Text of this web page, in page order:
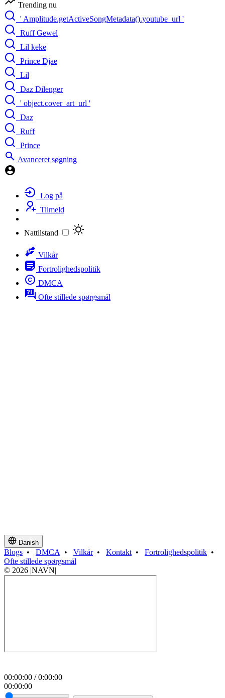
Trending nu
' Amplitude.getActiveSongMetadata().youtube_url '
Ruff Gewel
Lil keke
Prince Djae
Lil
Daz Dilenger
' object.cover_art_url '
Daz
Ruff
Prince
Avanceret søgning
Log på
Tilmeld
Nattilstand
Vilkår
Fortrolighedspolitik
DMCA
Ofte stillede spørgsmål
Danish
Blogs • DMCA • Vilkår• Kontakt • Fortrolighedspolitik •
Ofte stillede spørgsmål
© 2026 |NAVN|
00:00:00 / 0:00:00
00:00:00